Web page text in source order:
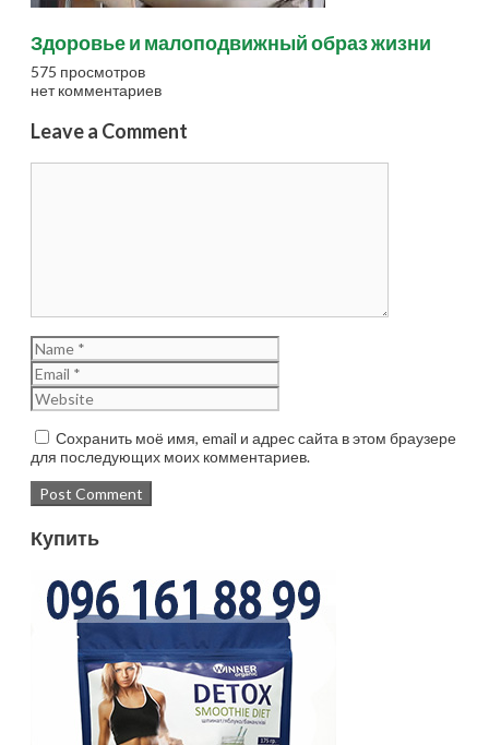
Здоровье и малоподвижный образ жизни
575 просмотров
нет комментариев
Leave a Comment
Сохранить моё имя, email и адрес сайта в этом браузере
для последующих моих комментариев.
Купить